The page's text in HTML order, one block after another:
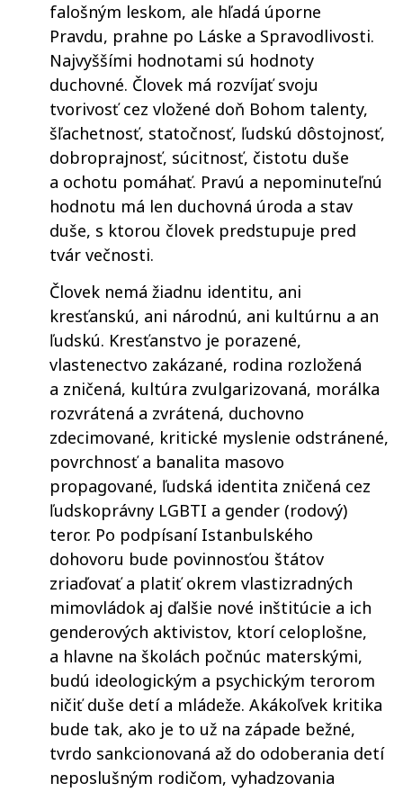
falošným leskom, ale hľadá úporne
Pravdu, prahne po Láske a Spravodlivosti.
Najvyššími hodnotami sú hodnoty
duchovné. Človek má rozvíjať svoju
tvorivosť cez vložené doň Bohom talenty,
šľachetnosť, statočnosť, ľudskú dôstojnosť,
dobroprajnosť, súcitnosť, čistotu duše
a ochotu pomáhať. Pravú a nepominuteľnú
hodnotu má len duchovná úroda a stav
duše, s ktorou človek predstupuje pred
tvár večnosti.
Človek nemá žiadnu identitu, ani
kresťanskú, ani národnú, ani kultúrnu a an
ľudskú. Kresťanstvo je porazené,
vlastenectvo zakázané, rodina rozložená
a zničená, kultúra zvulgarizovaná, morálka
rozvrátená a zvrátená, duchovno
zdecimované, kritické myslenie odstránené,
povrchnosť a banalita masovo
propagované, ľudská identita zničená cez
ľudskoprávny LGBTI a gender (rodový)
teror. Po podpísaní Istanbulského
dohovoru bude povinnosťou štátov
zriaďovať a platiť okrem vlastizradných
mimovládok aj ďalšie nové inštitúcie a ich
genderových aktivistov, ktorí celoplošne,
a hlavne na školách počnúc materskými,
budú ideologickým a psychickým terorom
ničiť duše detí a mládeže. Akákoľvek kritika
bude tak, ako je to už na západe bežné,
tvrdo sankcionovaná až do odoberania detí
neposlušným rodičom, vyhadzovania